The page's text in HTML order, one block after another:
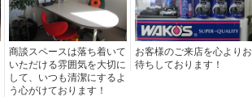
商談スペースは落ち着いて
いただける雰囲気を大切に
して、いつも清潔にするよ
う心がけております！
お客様のご来店を心よりお
待ちしております！